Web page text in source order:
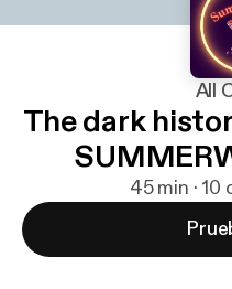
All
The dark
45 min ·